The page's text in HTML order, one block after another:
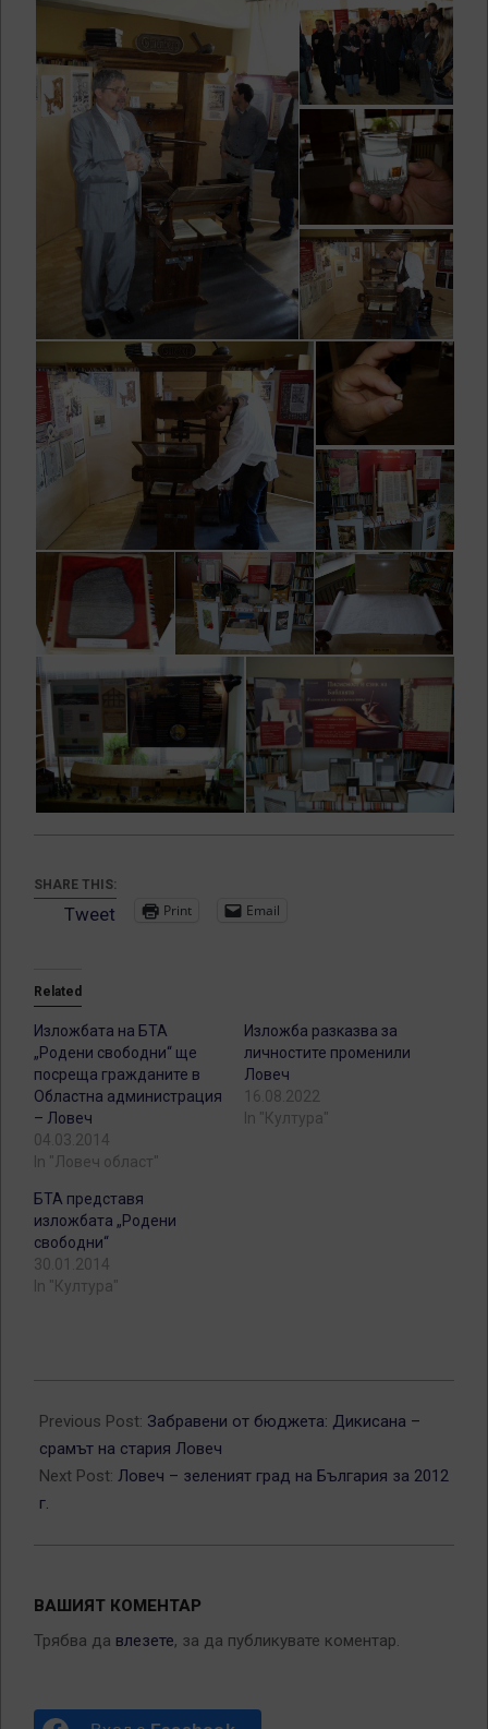
SHARE THIS:
Tweet Print Email
Related
Изложбата на БТА
„Родени свободни“ ще
посреща гражданите в
Областна администрация
– Ловеч
04.03.2014
In "Ловеч област"
Изложба разказва за
личностите променили
Ловеч
16.08.2022
In "Култура"
БТА представя
изложбата „Родени
свободни“
30.01.2014
In "Култура"
03-
20
Previous Post: Забравени от бюджета: Дикисана –
срамът на стария Ловеч
Next Post: Ловеч – зеленият град на България за 2012
г.
ВАШИЯТ КОМЕНТАР
Трябва да влезете, за да публикувате коментар.